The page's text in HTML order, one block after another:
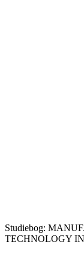
Studiebog:
TECHNOLOGY